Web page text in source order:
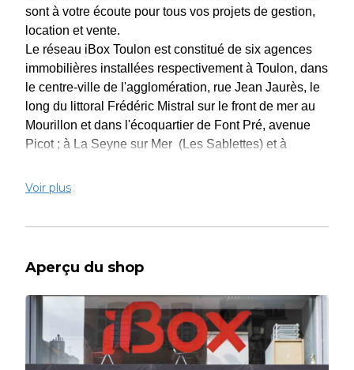
sont à votre écoute pour tous vos projets de gestion,
location et vente.
Le réseau iBox Toulon est constitué de six agences
immobilières installées respectivement à Toulon, dans
le centre-ville de l'agglomération, rue Jean Jaurès, le
long du littoral Frédéric Mistral sur le front de mer au
Mourillon et dans l'écoquartier de Font Pré, avenue
Picot ; à La Seyne sur Mer (Les Sablettes) et à
avenue Vincent Picareau.
de Toulon et de ses environs !
Du studio étudiant à la grande villa de prestige en
bord de mer, les biens en vente ou en location
chez iBox se distinguent par leur variété.
Voir plus
Aperçu du shop